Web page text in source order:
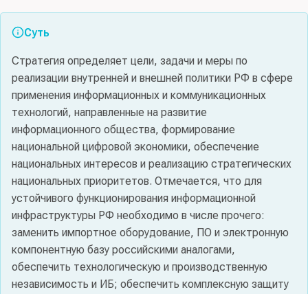
Суть
Стратегия определяет цели, задачи и меры по
реализации внутренней и внешней политики РФ в сфере
применения информационных и коммуникационных
технологий, направленные на развитие
информационного общества, формирование
национальной цифровой экономики, обеспечение
национальных интересов и реализацию стратегических
национальных приоритетов. Отмечается, что для
устойчивого функционирования информационной
инфраструктуры РФ необходимо в числе прочего:
заменить импортное оборудование, ПО и электронную
компонентную базу российскими аналогами,
обеспечить технологическую и производственную
независимость и ИБ; обеспечить комплексную защиту